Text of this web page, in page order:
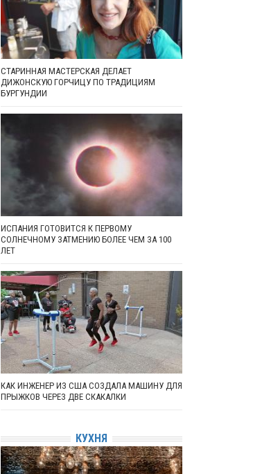
СТАРИННАЯ МАСТЕРСКАЯ ДЕЛАЕТ
ДИЖОНСКУЮ ГОРЧИЦУ ПО ТРАДИЦИЯМ
БУРГУНДИИ
ИСПАНИЯ ГОТОВИТСЯ К ПЕРВОМУ
СОЛНЕЧНОМУ ЗАТМЕНИЮ БОЛЕЕ ЧЕМ ЗА 100
ЛЕТ
КАК ИНЖЕНЕР ИЗ США СОЗДАЛА МАШИНУ ДЛЯ
ПРЫЖКОВ ЧЕРЕЗ ДВЕ СКАКАЛКИ
КУХНЯ